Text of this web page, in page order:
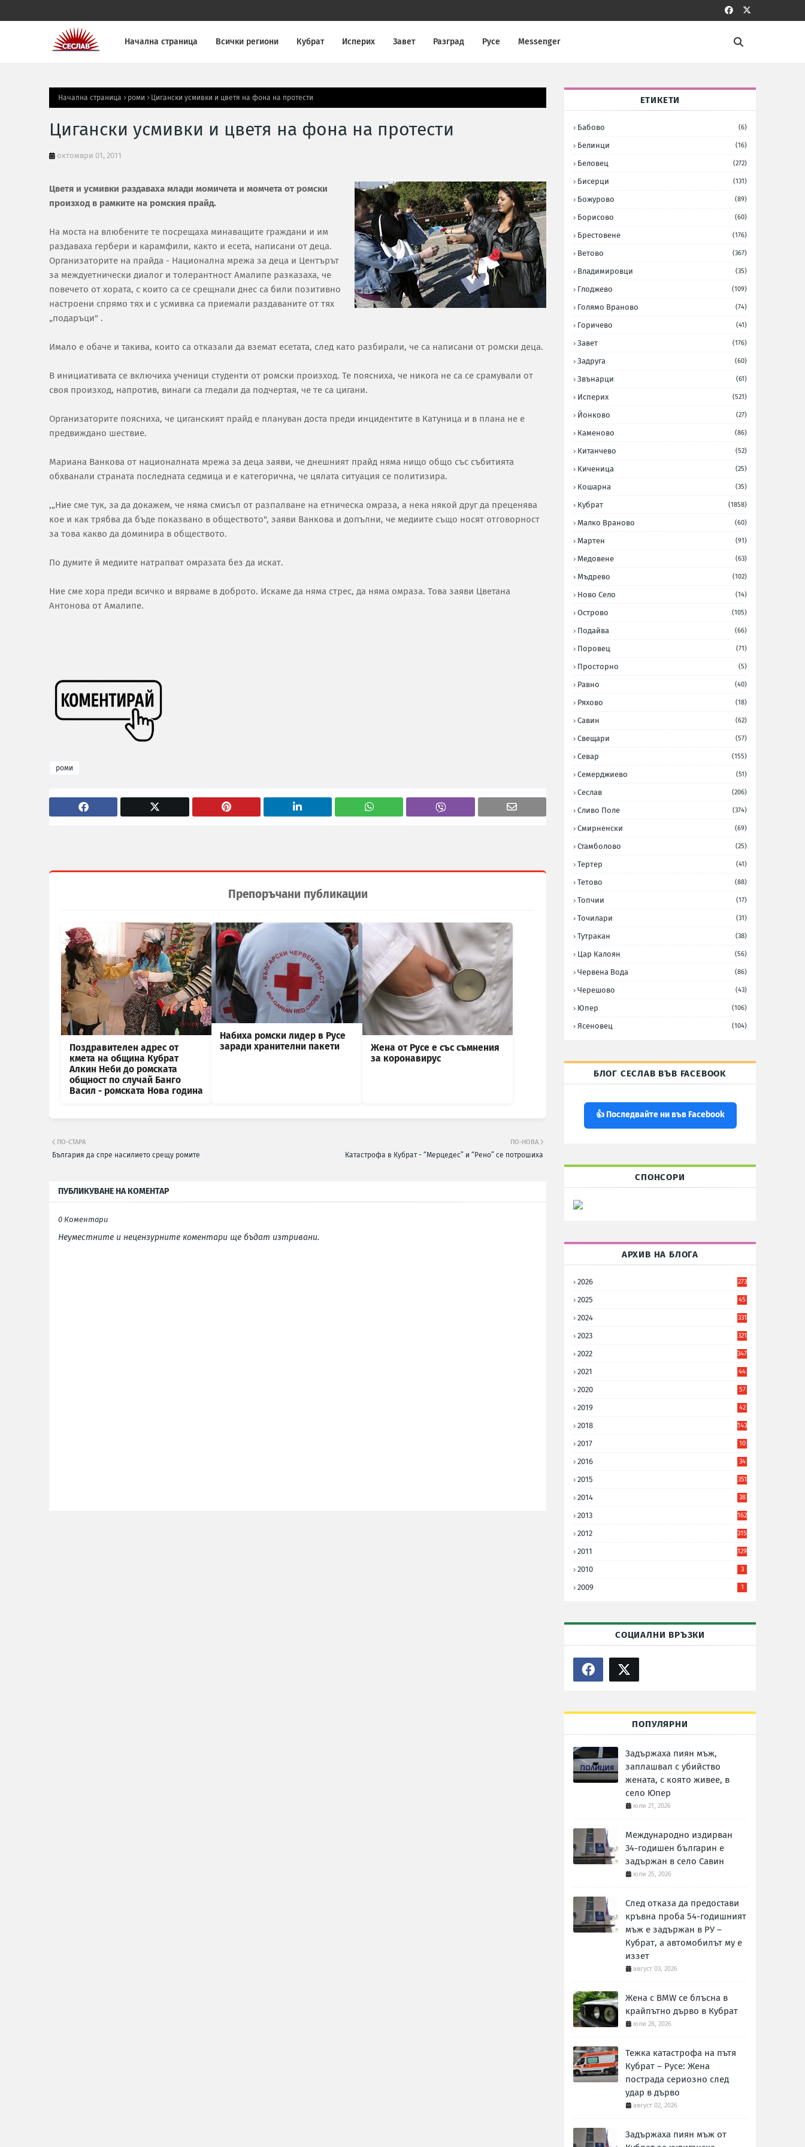
Начална страница Всички региони Кубрат Исперих Завет Разград Русе Messenger
Начална страница роми Цигански усмивки и цветя на фона на протести
Цигански усмивки и цветя на фона на протести
октомври 01, 2011
Цветя и усмивки раздаваха млади момичета и момчета от ромски
произход в рамките на ромския прайд.
На моста на влюбените те посрещаха минаващите граждани и им
раздаваха гербери и карамфили, както и есета, написани от деца.
Организаторите на прайда - Национална мрежа за деца и Центърът
за междуетнически диалог и толерантност Амалипе разказаха, че
повечето от хората, с които са се срещнали днес са били позитивно
настроени спрямо тях и с усмивка са приемали раздаваните от тях
„подаръци" .
Имало е обаче и такива, които са отказали да вземат есетата, след като разбирали, че са написани от ромски деца.
В инициативата се включиха ученици студенти от ромски произход. Те поясниха, че никога не са се срамували от
своя произход, напротив, винаги са гледали да подчертая, че те са цигани.
Организаторите поясниха, че циганският прайд е плануван доста преди инцидентите в Катуница и в плана не е
предвиждано шествие.
Мариана Ванкова от националната мрежа за деца заяви, че днешният прайд няма нищо общо със събитията
обхванали страната последната седмица и е категорична, че цялата ситуация се политизира.
,„Ние сме тук, за да докажем, че няма смисъл от разпалване на етническа омраза, а нека някой друг да преценява
кое и как трябва да бъде показвано в обществото", заяви Ванкова и допълни, че медиите също носят отговорност
за това какво да доминира в обществото.
По думите й медиите натрапват омразата без да искат.
Ние сме хора преди всичко и вярваме в доброто. Искаме да няма стрес, да няма омраза. Това заяви Цветана
Антонова от Амалипе.
роми
Препоръчани публикации
Поздравителен адрес от
кмета на община Кубрат
Алкин Неби до ромската
общност по случай Банго
Васил - ромската Нова година
Набиха ромски лидер в Русе
заради хранителни пакети
Жена от Русе е със съмнения
за коронавирус
ПО-НОВА
Катастрофа в Кубрат - “Мерцедес” и “Рено” се потрошиха
ПО-СТАРА
България да спре насилието срещу ромите
ПУБЛИКУВАНЕ НА КОМЕНТАР
0 Коментари
Неуместните и нецензурните коментари ще бъдат изтривани.
ЕТИКЕТИ
Бабово (6)
Белинци (16)
Беловец (272)
Бисерци (131)
Божурово (89)
Борисово (60)
Брестовене (176)
Ветово (367)
Владимировци (35)
Глоджево (109)
Голямо Враново (74)
Горичево (41)
Завет (176)
Задруга (60)
Звънарци (61)
Исперих (521)
Йонково (27)
Каменово (86)
Китанчево (52)
Киченица (25)
Кошарна (35)
Кубрат (1858)
Малко Враново (60)
Мартен (91)
Медовене (63)
Мъдрево (102)
Ново Село (14)
Острово (105)
Подайва (66)
Поровец (71)
Просторно (5)
Равно (40)
Ряхово (18)
Савин (62)
Свещари (57)
Севар (155)
Семерджиево (51)
Сеслав (206)
Сливо Поле (374)
Смирненски (69)
Стамболово (25)
Тертер (41)
Тетово (88)
Топчии (17)
Точилари (31)
Тутракан (38)
Цар Калоян (56)
Червена Вода (86)
Черешово (43)
Юпер (106)
Ясеновец (104)
БЛОГ СЕСЛАВ ВЪВ FACEBOOK
👍 Последвайте ни във Facebook
СПОНСОРИ
АРХИВ НА БЛОГА
2026 273
2025
45
2024 331
2023 321
2022 347
2021
44
2020
57
2019
42
2018 143
2017
10
2016
34
2015 351
2014
38
2013 162
2012 315
2011 129
2010 3
2009 1
СОЦИАЛНИ ВРЪЗКИ
ПОПУЛЯРНИ
Задържаха пиян мъж,
заплашвал с убийство
жената, с която живее, в
село Юпер
юли 21, 2026
Международно издирван
34-годишен българин е
задържан в село Савин
юли 25, 2026
След отказа да предостави
кръвна проба 54-годишният
мъж е задържан в РУ –
Кубрат, а автомобилът му е
иззет
август 03, 2026
Жена с BMW се блъсна в
крайпътно дърво в Кубрат
юли 28, 2026
Тежка катастрофа на пътя
Кубрат – Русе: Жена
пострада сериозно след
удар в дърво
август 02, 2026
Задържаха пиян мъж от